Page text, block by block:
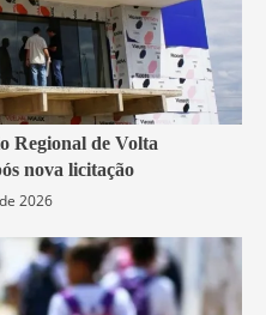
Regional de Volta
nova licitação
2026